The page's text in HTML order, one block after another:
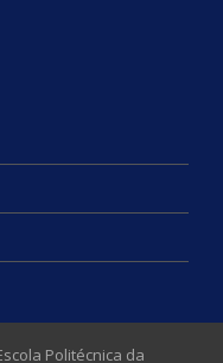
Politécnica da